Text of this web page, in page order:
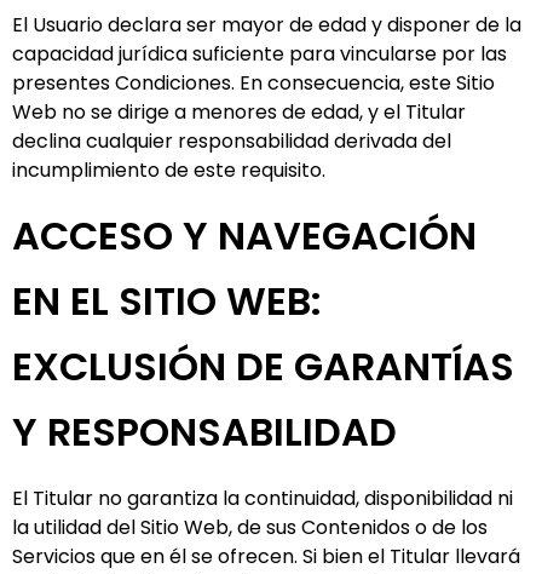
El Usuario declara ser mayor de edad y disponer de la
capacidad jurídica suficiente para vincularse por las
presentes Condiciones. En consecuencia, este Sitio
Web no se dirige a menores de edad, y el Titular
declina cualquier responsabilidad derivada del
incumplimiento de este requisito.
ACCESO Y NAVEGACIÓN
EN EL SITIO WEB:
EXCLUSIÓN DE GARANTÍAS
Y RESPONSABILIDAD
El Titular no garantiza la continuidad, disponibilidad ni
la utilidad del Sitio Web, de sus Contenidos o de los
Servicios que en él se ofrecen. Si bien el Titular llevará